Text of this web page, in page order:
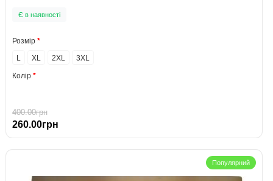
Є в наявності
Розмір
L
XL 2XL 3XL
Колір
400.00грн
260.00грн
Популярний